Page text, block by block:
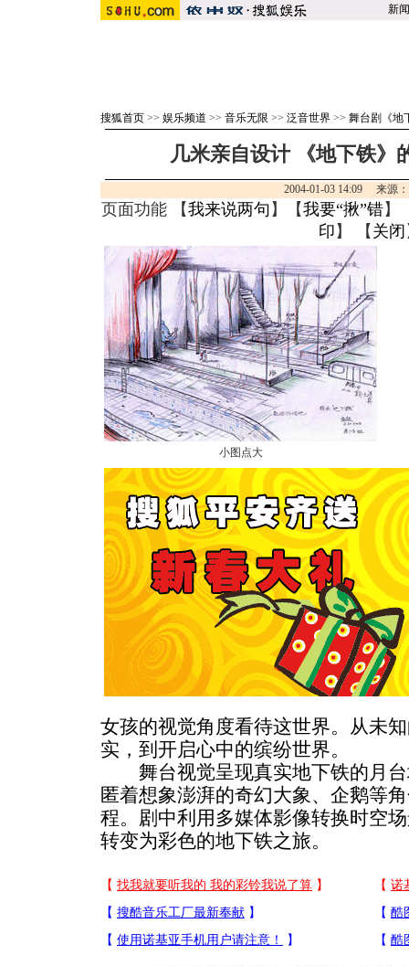
新闻
搜狐首页 >> 娱乐频道 >> 音乐无限 >> 泛音世界 >> 舞台剧《地
几米亲自设计 《地下铁》
2004-01-03 14:09 来源
页面功能 【我来说两句 】【我要“揪”错】
印 】 【 关闭
小图点大
女孩的视觉角度看待这世界。从未
实，到开启心中的缤纷世界。
舞台视觉呈现真实地下铁的月台
匿着想象澎湃的奇幻大象、企鹅等
程。剧中利用多媒体影像转换时空
转变为彩色的地下铁之旅。